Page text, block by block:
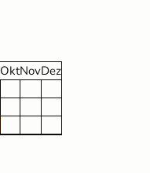
OktNovDez